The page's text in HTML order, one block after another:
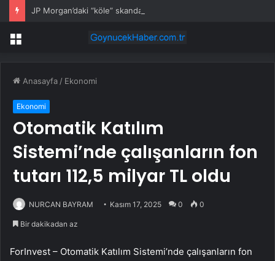
Menü
Anasayfa / Ekonomi
Ekonomi
Otomatik Katılım
Sistemi’nde çalışanların fon
tutarı 112,5 milyar TL oldu
NURCAN BAYRAM Kasım 17, 2025 0 0
Bir dakikadan az
ForInvest – Otomatik Katılım Sistemi’nde çalışanların fon